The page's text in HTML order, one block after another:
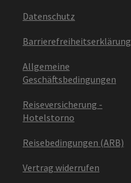
Datenschutz
Barrierefreiheitserklärung
Allgemeine
Geschäftsbedingungen
Reiseversicherung -
Hotelstorno
Reisebedingungen (ARB)
Vertrag widerrufen